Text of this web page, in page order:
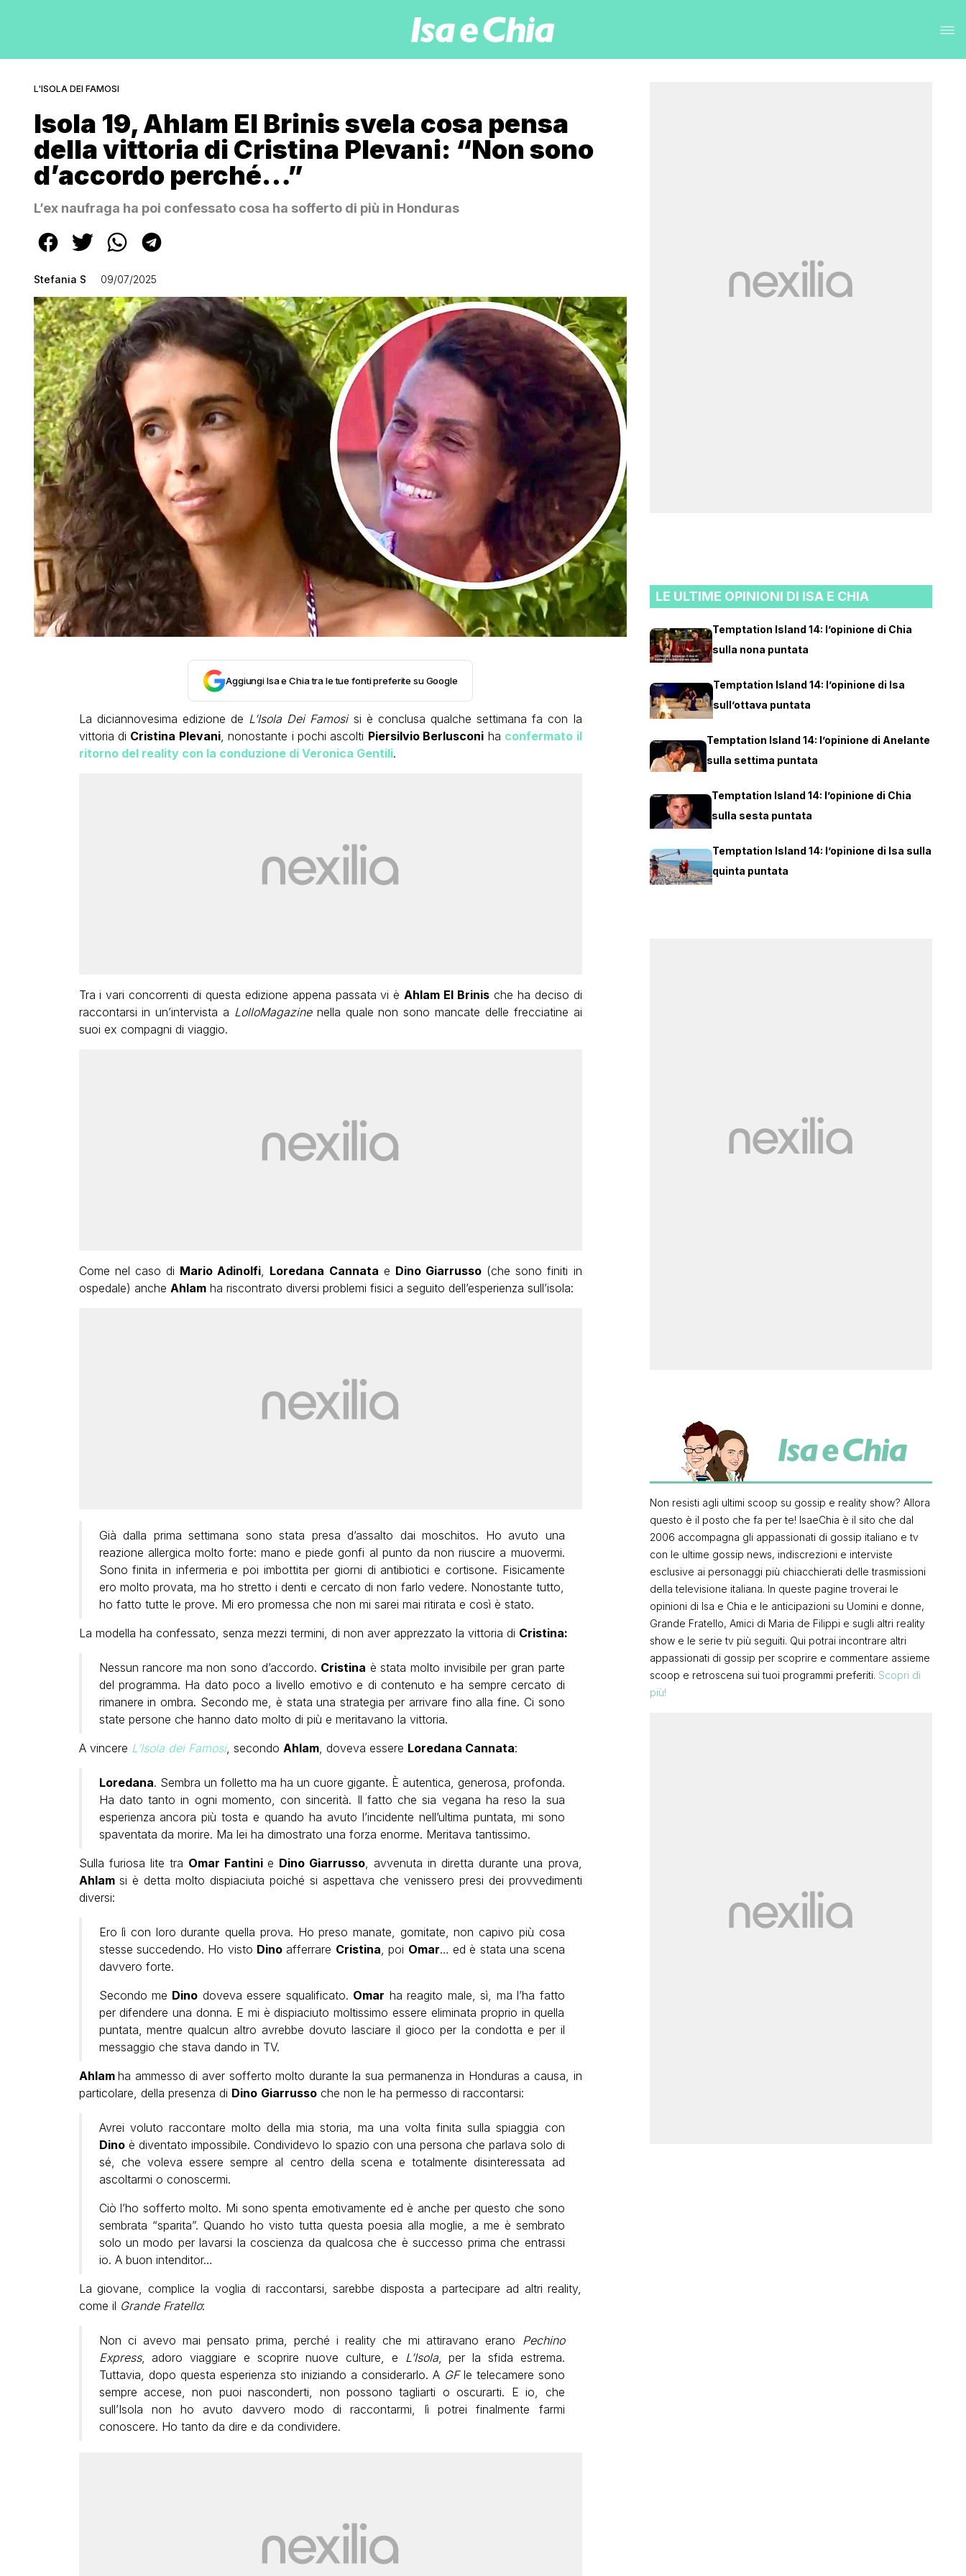
L'ISOLA DEI FAMOSI
Isola 19, Ahlam El Brinis svela cosa pensa
della vittoria di Cristina Plevani: “Non sono
d’accordo perché…”
L’ex naufraga ha poi confessato cosa ha sofferto di più in Honduras
Stefania S 09/07/2025
Aggiungi Isa e Chia tra le tue fonti preferite su Google
La diciannovesima edizione de L’Isola Dei Famosi si è conclusa qualche settimana fa con la
vittoria di Cristina Plevani, nonostante i pochi ascolti Piersilvio Berlusconi ha confermato il
ritorno del reality con la conduzione di Veronica Gentili.
Tra i vari concorrenti di questa edizione appena passata vi èAhlam El Brinische ha deciso di
raccontarsi in un’intervista a LolloMagazine nella quale non sono mancate delle frecciatine ai
suoi ex compagni di viaggio.
Come nel caso di Mario Adinolfi, Loredana Cannata e Dino Giarrusso (che sono finiti in
ospedale) anche Ahlamha riscontrato diversi problemi fisici a seguito dell’esperienza sull’isola:
Già dalla prima settimana sono stata presa d’assalto dai moschitos. Ho avuto una
reazione allergica molto forte: mano e piede gonfi al punto da non riuscire a muovermi.
Sono finita in infermeria e poi imbottita per giorni di antibiotici e cortisone. Fisicamente
ero molto provata, ma ho stretto i denti e cercato di non farlo vedere. Nonostante tutto,
ho fatto tutte le prove. Mi ero promessa che non mi sarei mai ritirata e così è stato.
La modella ha confessato, senza mezzi termini, di non aver apprezzato la vittoria di Cristina:
Nessun rancore ma non sono d’accordo. Cristina è stata molto invisibile per gran parte
del programma. Ha dato poco a livello emotivo e di contenuto e ha sempre cercato di
rimanere in ombra. Secondo me, è stata una strategia per arrivare fino alla fine. Ci sono
state persone che hanno dato molto di più e meritavano la vittoria.
A vincere L’Isola dei Famosi, secondo Ahlam, doveva essere Loredana Cannata:
Loredana. Sembra un folletto ma ha un cuore gigante. È autentica, generosa, profonda.
Ha dato tanto in ogni momento, con sincerità. Il fatto che sia vegana ha reso la sua
esperienza ancora più tosta e quando ha avuto l’incidente nell’ultima puntata, mi sono
spaventata da morire. Ma lei ha dimostrato una forza enorme. Meritava tantissimo.
Sulla furiosa lite tra Omar Fantini e Dino Giarrusso, avvenuta in diretta durante una prova,
Ahlam si è detta molto dispiaciuta poiché si aspettava che venissero presi dei provvedimenti
diversi:
Ero lì con loro durante quella prova. Ho preso manate, gomitate, non capivo più cosa
stesse succedendo. Ho visto Dino afferrare Cristina, poi Omar… ed è stata una scena
davvero forte.
Secondo me Dino doveva essere squalificato. Omar ha reagito male, sì, ma l’ha fatto
per difendere una donna. E mi è dispiaciuto moltissimo essere eliminata proprio in quella
puntata, mentre qualcun altro avrebbe dovuto lasciare il gioco per la condotta e per il
messaggio che stava dando in TV.
Ahlamha ammesso di aver sofferto molto durante la sua permanenza in Honduras a causa, in
particolare, della presenza di Dino Giarrussoche non le ha permesso di raccontarsi:
Avrei voluto raccontare molto della mia storia, ma una volta finita sulla spiaggia con
Dinoè diventato impossibile. Condividevo lo spazio con una persona che parlava solo di
sé, che voleva essere sempre al centro della scena e totalmente disinteressata ad
ascoltarmi o conoscermi.
Ciò l’ho sofferto molto. Mi sono spenta emotivamente ed è anche per questo che sono
sembrata “sparita”. Quando ho visto tutta questa poesia alla moglie, a me è sembrato
solo un modo per lavarsi la coscienza da qualcosa che è successo prima che entrassi
io. A buon intenditor…
La giovane, complice la voglia di raccontarsi, sarebbe disposta a partecipare ad altri reality,
come il Grande Fratello:
Non ci avevo mai pensato prima, perché i reality che mi attiravano erano Pechino
Express, adoro viaggiare e scoprire nuove culture, e L’Isola, per la sfida estrema.
Tuttavia, dopo questa esperienza sto iniziando a considerarlo. A GFle telecamere sono
sempre accese, non puoi nasconderti, non possono tagliarti o oscurarti. E io, che
sull’Isola non ho avuto davvero modo di raccontarmi, lì potrei finalmente farmi
conoscere. Ho tanto da dire e da condividere.
LE ULTIME OPINIONI DI ISA E CHIA
Temptation Island 14: l’opinione di Chia
sulla nona puntata
Temptation Island 14: l’opinione di Isa
sull’ottava puntata
Temptation Island 14: l’opinione di Anelante
sulla settima puntata
Temptation Island 14: l’opinione di Chia
sulla sesta puntata
Temptation Island 14: l’opinione di Isa sulla
quinta puntata
Non resisti agli ultimi scoop su gossip e reality show? Allora
questo è il posto che fa per te! IsaeChia è il sito che dal
2006 accompagna gli appassionati di gossip italiano e tv
con le ultime gossip news, indiscrezioni e interviste
esclusive ai personaggi più chiacchierati delle trasmissioni
della televisione italiana. In queste pagine troverai le
opinioni di Isa e Chia e le anticipazioni su Uomini e donne,
Grande Fratello, Amici di Maria de Filippi e sugli altri reality
show e le serie tv più seguiti. Qui potrai incontrare altri
appassionati di gossip per scoprire e commentare assieme
scoop e retroscena sui tuoi programmi preferiti. Scopri di
più!